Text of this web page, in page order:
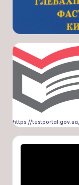
https://